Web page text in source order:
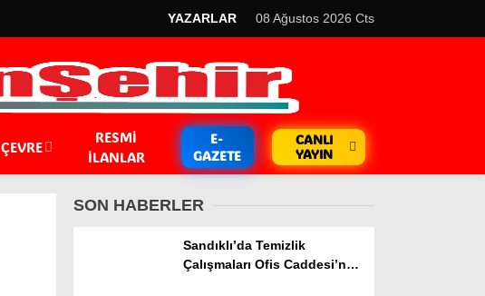
YAZARLAR 08 Ağustos 2026 Cts
ÇEVRE
RESMI
İLANLAR
E-
GAZETE
CANLI
YAYIN
SON HABERLER
Sandıklı’da Temizlik
Çalışmaları Ofis Caddesi’nde